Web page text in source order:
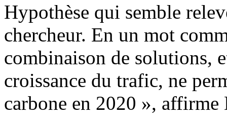
Hypothèse qui semble
chercheur. En un mot
combinaison de solutions,
croissance du trafic, ne
carbone en 2020 », affirme